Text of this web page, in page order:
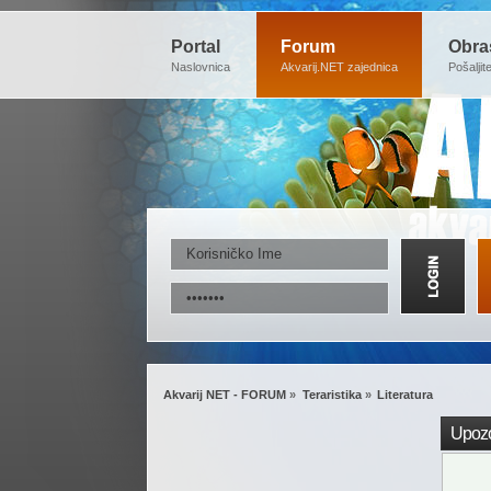
Portal
Naslovnica
Forum
Akvarij.NET zajednica
Akvarij NET - FORUM » Teraristika» Literatura